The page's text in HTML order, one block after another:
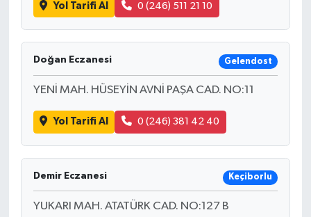
Yol Tarifi Al 0 (246) 511 21 10
Doğan Eczanesi Gelendost
YENİ MAH. HÜSEYİN AVNİ PAŞA CAD. NO:11
Yol Tarifi Al 0 (246) 381 42 40
Demir Eczanesi Keçiborlu
YUKARI MAH. ATATÜRK CAD. NO:127 B